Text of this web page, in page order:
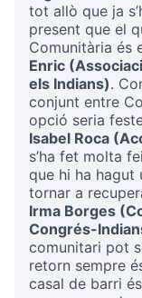
tot allò que ja
present que el
Comunitària és
Enric
els Indians).
conjunt entre
opció seria
Isabel Roca
s’ha fet molta
que hi ha hagut
tornar a
Irma Borges
Congrés-
comunitari pot
retorn sempre
casal de barri